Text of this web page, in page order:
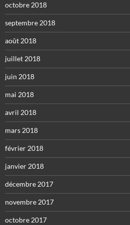
octobre 2018
septembre 2018
août 2018
juillet 2018
juin 2018
mai 2018
avril 2018
mars 2018
février 2018
janvier 2018
décembre 2017
novembre 2017
octobre 2017